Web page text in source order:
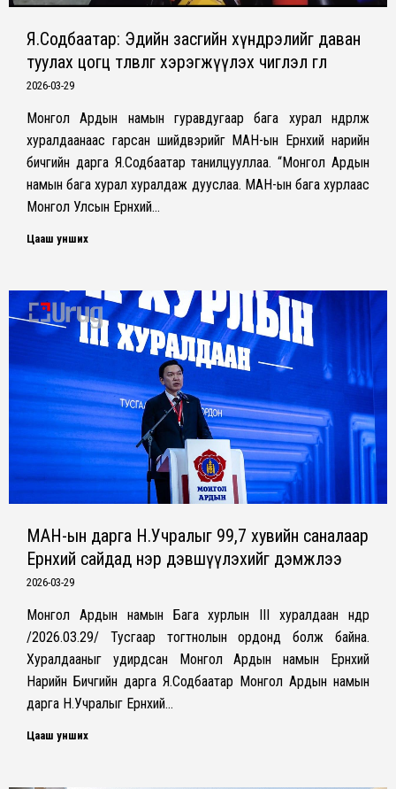
Я.Содбаатар: Эдийн засгийн хүндрэлийг даван
туулах цогц төлөвлөгөө хэрэгжүүлэх чиглэл өглөө
2026-03-29
Монгол Ардын намын гуравдугаар бага хурал өндөрлөж
хуралдаанаас гарсан шийдвэрийг МАН-ын Ерөнхий нарийн
бичгийн дарга Я.Содбаатар танилцууллаа. “Монгол Ардын
намын бага хурал хуралдаж дууслаа. МАН-ын бага хурлаас
Монгол Улсын Ерөнхий…
Цааш унших
МАН-ын дарга Н.Учралыг 99,7 хувийн саналаар
Ерөнхий сайдад нэр дэвшүүлэхийг дэмжлээ
2026-03-29
Монгол Ардын намын Бага хурлын III хуралдаан өнөөдөр
/2026.03.29/ Тусгаар тогтнолын ордонд болж байна.
Хуралдааныг удирдсан Монгол Ардын намын Ерөнхий
Нарийн Бичгийн дарга Я.Содбаатар Монгол Ардын намын
дарга Н.Учралыг Ерөнхий…
Цааш унших